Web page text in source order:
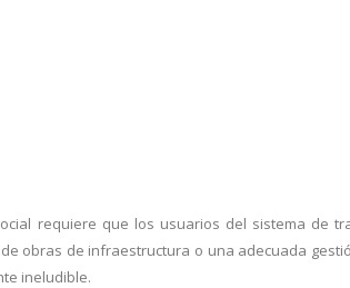
requiere que los usuarios del sistema de
obras de infraestructura o una adecuada
ineludible.